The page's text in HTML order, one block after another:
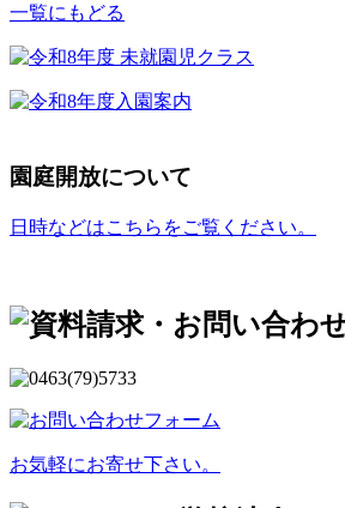
一覧にもどる
園庭開放について
日時などはこちらをご覧ください。
お気軽にお寄せ下さい。